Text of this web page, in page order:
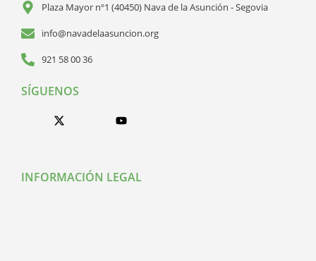
Plaza Mayor nº1 (40450) Nava de la Asunción - Segovia
info@navadelaasuncion.org
921 58 00 36
SÍGUENOS
INFORMACIÓN LEGAL